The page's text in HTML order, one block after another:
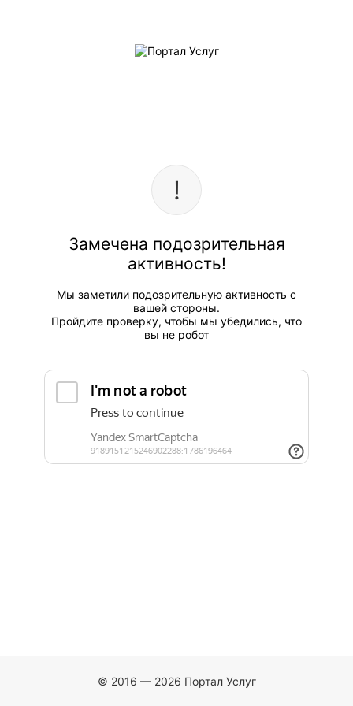
Замечена подозрительная
активность!
Мы заметили подозрительную активность с
вашей стороны.
Пройдите проверку, чтобы мы убедились, что
вы не робот
© 2016 — 2026 Портал Услуг